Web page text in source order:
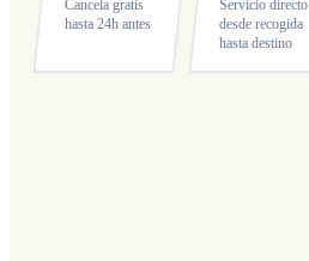
Cancela gratis
hasta 24h antes
Servicio directo
desde recogida
hasta destino